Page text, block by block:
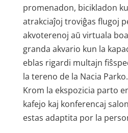
promenadon, bicikladon
atrakciaĵoj troviĝas flugoj
akvoterenoj aŭ virtuala
granda akvario kun la
eblas rigardi multajn
la tereno de la Nacia Parko.
Krom la ekspozicia parto
kafejo kaj konferencaj
estas adaptita por la